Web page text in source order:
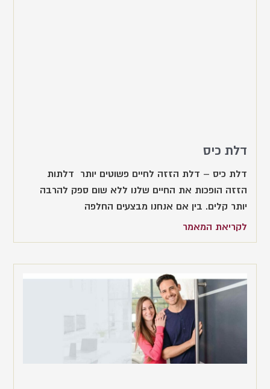
דלת כיס
דלת כיס – דלת הזזה לחיים פשוטים יותר דלתות
הזזה הופכות את החיים שלנו ללא שום ספק להרבה
יותר קלים. בין אם אנחנו מבצעים החלפה
לקריאת המאמר